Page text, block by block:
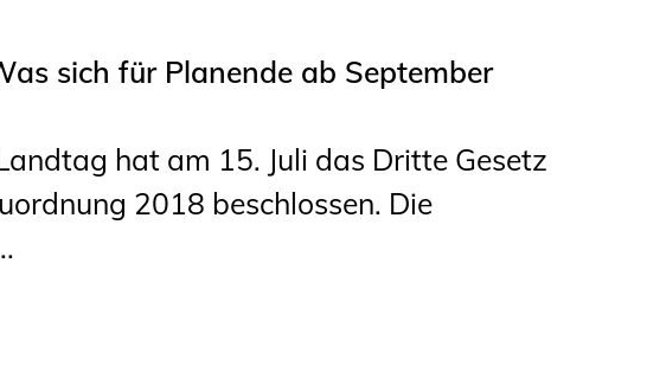
sich für Planende ab September
hat am 15. Juli das Dritte Gesetz
2018 beschlossen. Die